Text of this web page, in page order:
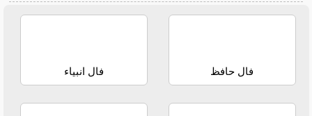
فال حافظ فال انبیاء